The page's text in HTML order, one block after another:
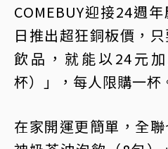
COMEBUY迎接24週
日推出超狂銅板價，
飲品，就能以24元
杯）」，每人限購一杯
在家開運更簡單，全